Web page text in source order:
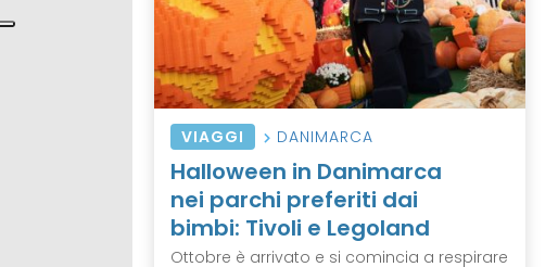
VIAGGI DANIMARCA
Halloween in Danimarca
nei parchi preferiti dai
bimbi: Tivoli e Legoland
Ottobre è arrivato e si comincia a respirare